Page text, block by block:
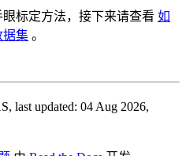
标定方法，接下来请查看 如
据集 。
last updated: 04 Aug 2026,